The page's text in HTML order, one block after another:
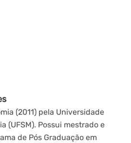
(2011) pela Universidade
(UFSM). Possui mestrado e
de Pós Graduação em